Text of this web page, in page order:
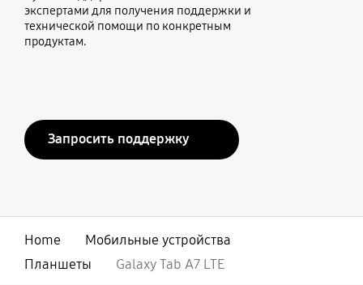
экспертами для получения поддержки и
технической помощи по конкретным
продуктам.
Запросить поддержку
Home
Мобильные устройства
Планшеты
Galaxy Tab A7 LTE